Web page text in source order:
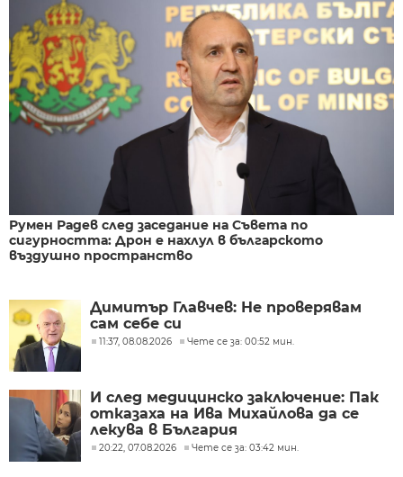
Румен Радев след заседание на Съвета по
сигурността: Дрон е нахлул в българското
въздушно пространство
Димитър Главчев: Не проверявам
сам себе си
11:37, 08.08.2026 Чете се за: 00:52 мин.
И след медицинско заключение: Пак
отказаха на Ива Михайлова да се
лекува в България
20:22, 07.08.2026 Чете се за: 03:42 мин.